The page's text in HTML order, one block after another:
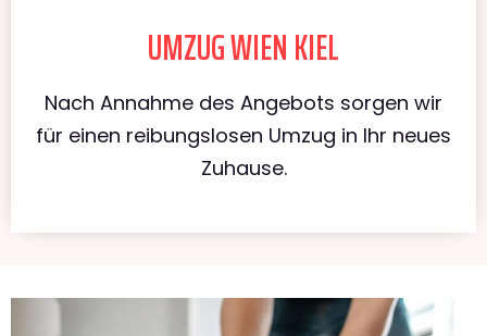
UMZUG WIEN KIEL
Nach Annahme des Angebots sorgen wir
für einen reibungslosen Umzug in Ihr neues
Zuhause.